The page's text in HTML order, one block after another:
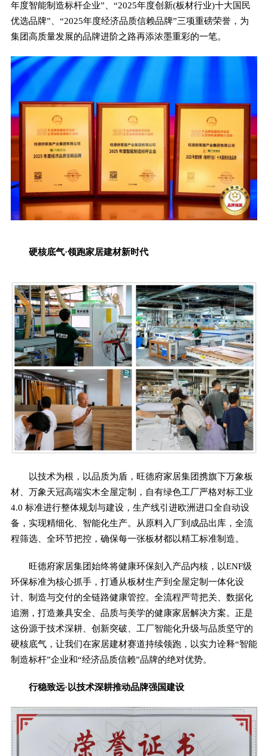
年度智能制造标杆企业”、“2025年度创新(板材行业)十大国民
优选品牌”、“2025年度经济品质信赖品牌”三项重磅荣誉，为
集团高质量发展的品牌进阶之路再添浓墨重彩的一笔。
硬核底气·领跑家居建材新时代
以技术为根，以品质为盾，旺德府家居集团携旗下万象板
材、万象天冠高端实木全屋定制，自有绿色工厂严格对标工业
4.0 标准进行整体规划与建设，生产线引进欧洲进口全自动设
备，实现精细化、智能化生产。从原料入厂到成品出库，全流
程筛选、全环节把控，确保每一张板材都以精工标准制造。
旺德府家居集团始终将健康环保刻入产品内核，以ENF级
环保标准为核心抓手，打通从板材生产到全屋定制一体化设
计、制造与交付的全链路健康管控。全流程严苛把关、数据化
追溯，打造兼具安全、品质与美学的健康家居解决方案。正是
这份源于技术深耕、创新突破、工厂智能化升级与品质坚守的
硬核底气，让我们在家居建材赛道持续领跑，以实力诠释“智能
制造标杆”企业和“经济品质信赖”品牌的绝对优势。
行稳致远·以技术深耕推动品牌强国建设